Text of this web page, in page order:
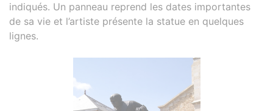
indiqués. Un panneau reprend les dates importantes
de sa vie et l’artiste présente la statue en quelques
lignes.